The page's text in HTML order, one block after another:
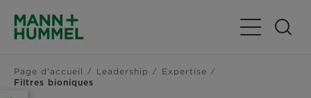
Basculer la
Page d'accueil Leadership
Expertise
Filtres bioniques